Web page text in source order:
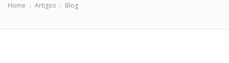
Home Artigos Blog